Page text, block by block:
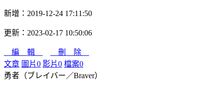
新增：2019-12-24 17:11:50
更新：2023-02-17 10:50:06
編 輯
刪 除
文章 圖片0 影片0 檔案0
勇者（ブレイバー／Braver）